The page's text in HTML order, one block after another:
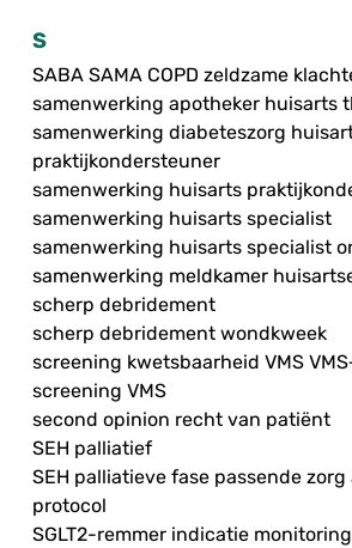
S
SABA SAMA COPD zeldzame
samenwerking apotheker huisarts
samenwerking diabeteszorg
praktijkondersteuner
samenwerking huisarts
samenwerking huisarts specialist
samenwerking huisarts specialist
samenwerking meldkamer
scherp debridement
scherp debridement wondkweek
screening kwetsbaarheid VMS
screening VMS
second opinion recht van patiënt
SEH palliatief
SEH palliatieve fase passende
protocol
SGLT2-remmer indicatie monitoring